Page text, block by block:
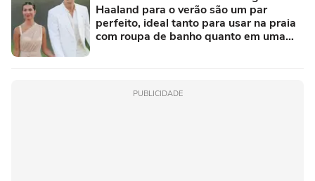
Haaland para o verão são um par
perfeito, ideal tanto para usar na praia
com roupa de banho quanto em uma
PUBLICIDADE